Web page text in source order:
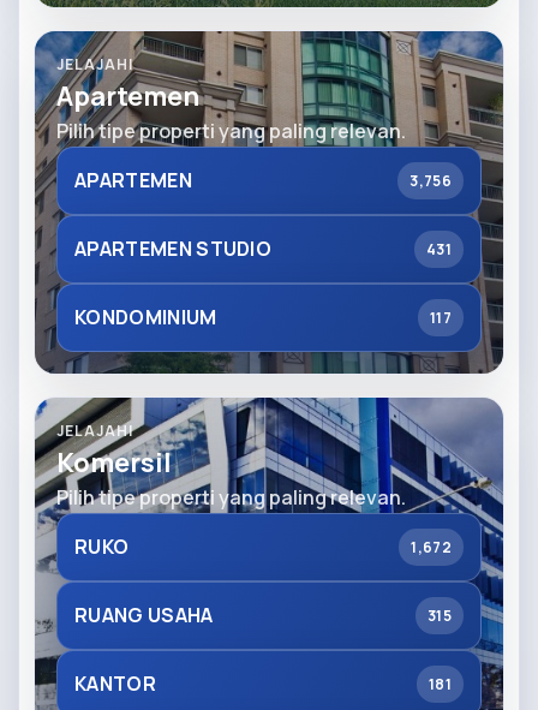
JELAJAHI
Apartemen
Pilih tipe properti yang paling relevan.
APARTEMEN
3,756
APARTEMEN STUDIO 431
KONDOMINIUM 117
JELAJAHI
Komersil
Pilih tipe properti yang paling relevan.
RUKO
1,672
RUANG USAHA 315
KANTOR 181